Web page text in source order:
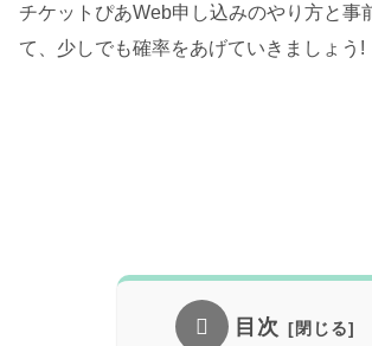
チケットぴあWeb申し込みのやり方と事
て、少しでも確率をあげていきましょう!
目次